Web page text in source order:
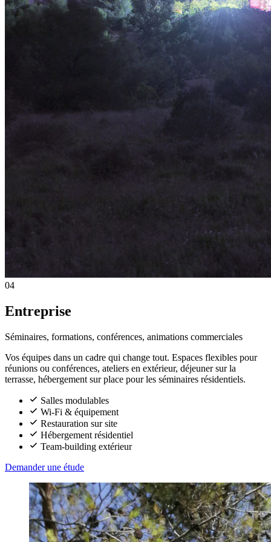
04
Entreprise
Séminaires, formations, conférences, animations commerciales
Vos équipes dans un cadre qui change tout. Espaces flexibles pour
réunions ou conférences, ateliers en extérieur, déjeuner sur la
terrasse, hébergement sur place pour les séminaires résidentiels.
Salles modulables
Wi-Fi & équipement
Restauration sur site
Hébergement résidentiel
Team-building extérieur
Demander une étude